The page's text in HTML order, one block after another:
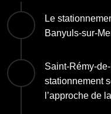
Le
Banyuls-sur-
Saint-Rémy-
stationnement
l’approche de